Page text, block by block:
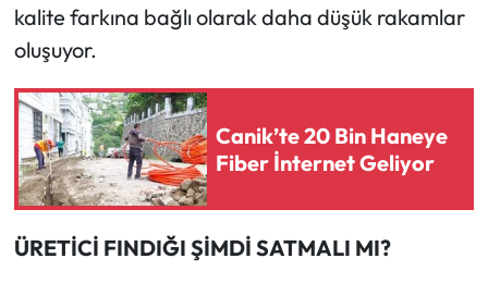
kalite farkına bağlı olarak daha düşük rakamlar
oluşuyor.
Canik’te 20 Bin Haneye
Fiber İnternet Geliyor
ÜRETİCİ FINDIĞI ŞİMDİ SATMALI MI?